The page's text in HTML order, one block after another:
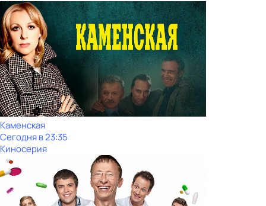
Каменская
Сегодня в 23:35
Киносерия